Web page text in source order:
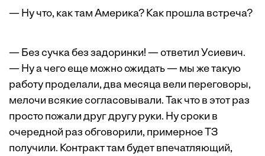
— Ну что, как там Америка? Как прошла встреча?
— Без сучка без задоринки! — ответил Усиевич.
— Ну а чего еще можно ожидать — мы же такую
работу проделали, два месяца вели переговоры,
мелочи всякие согласовывали. Так что в этот раз
просто пожали друг другу руки. Ну сроки в
очередной раз обговорили, примерное ТЗ
получили. Конт­ракт там будет впечатляющий,